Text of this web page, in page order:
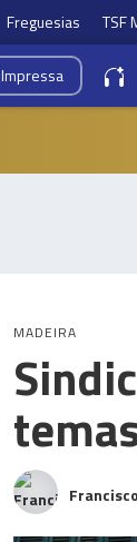
Freguesias TSF
Impressa
MADEIRA